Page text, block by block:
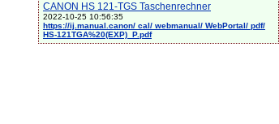
CANON HS 121-TGS Taschenrechner
2022-10-25 10:56:35
https://ij.manual.canon/ cal/ webmanual/ WebPortal/ pdf/
HS-121TGA%20(EXP)_P.pdf